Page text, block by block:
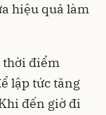
hiệu quả làm
thời điểm
lập tức tăng
đến giờ đi